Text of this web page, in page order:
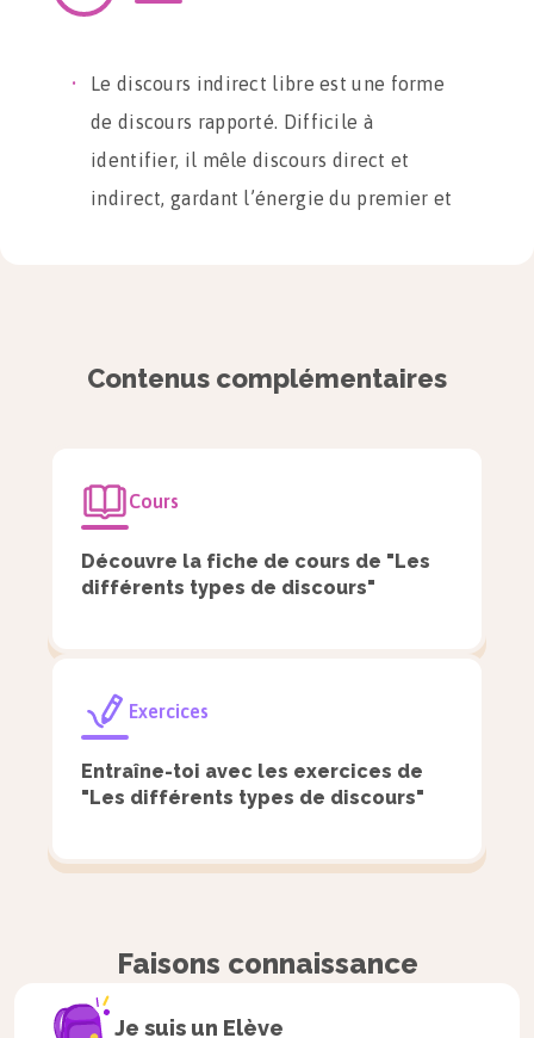
Le discours indirect libre est une forme
de discours rapporté. Difficile à
identifier, il mêle discours direct et
indirect, gardant l’énergie du premier et
ponctuation forte, et l’utilisation de
Contenus complémentaires
Cours
Découvre la fiche de cours de "Les
différents types de discours"
Exercices
Entraîne-toi avec les exercices de
"Les différents types de discours"
Faisons connaissance
Je suis un Elève